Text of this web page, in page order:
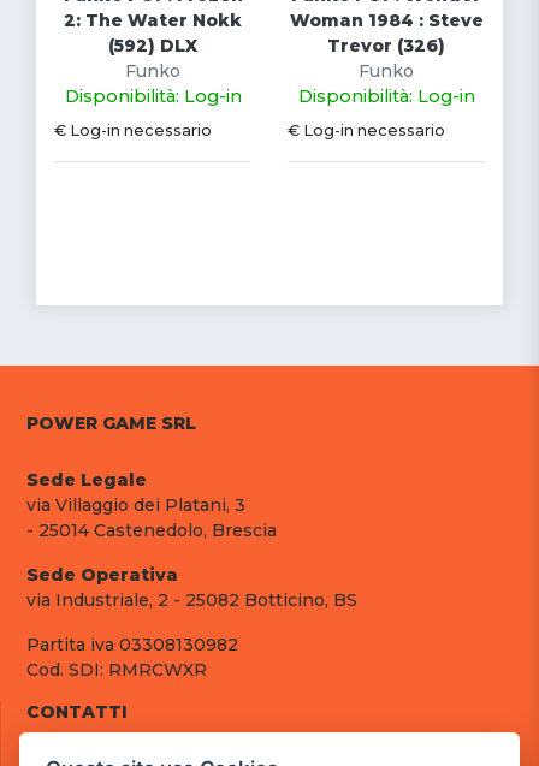
2: The Water Nokk
(592) DLX
Funko
Disponibilità: Log-in
€ Log-in necessario
Woman 1984 : Steve
Trevor (326)
Funko
Disponibilità: Log-in
€ Log-in necessario
POWER GAME SRL
Sede Legale
via Villaggio dei Platani, 3
- 25014 Castenedolo, Brescia
Sede Operativa
via Industriale, 2 - 25082 Botticino, BS
Partita iva 03308130982
Cod. SDI: RMRCWXR
CONTATTI